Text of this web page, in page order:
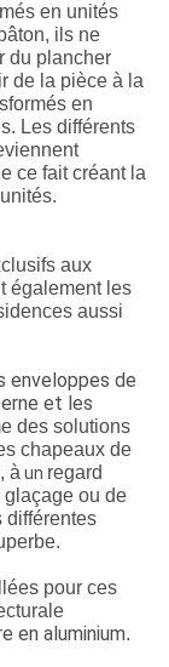
en unités
ils ne
du plancher
de la pièce à la
en
Les différents
ce fait créant la
aux
également les
aussi
enveloppes de
et les
des solutions
chapeaux de
àun regard
ou de
différentes
pour ces
en aluminium.